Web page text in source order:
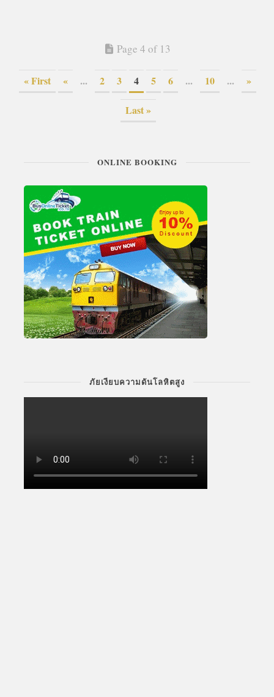
Page 4 of 13
« First « ... 2 3 4 5 6 ... 10 ... »
Last »
ONLINE BOOKING
ภัยเงียบความดันโลหิตสูง